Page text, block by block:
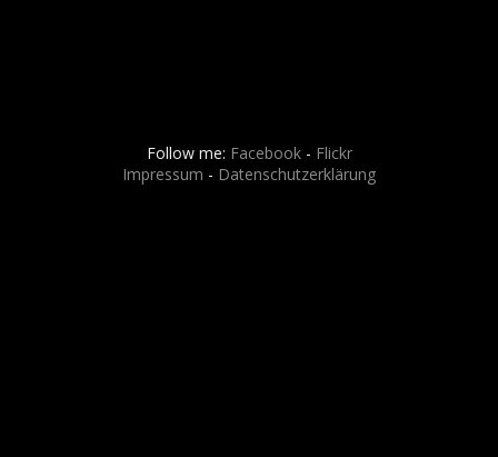
Follow me: Facebook- Flickr
Impressum - Datenschutzerklärung